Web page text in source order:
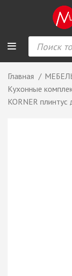
Главная
Кухонные
KORNER